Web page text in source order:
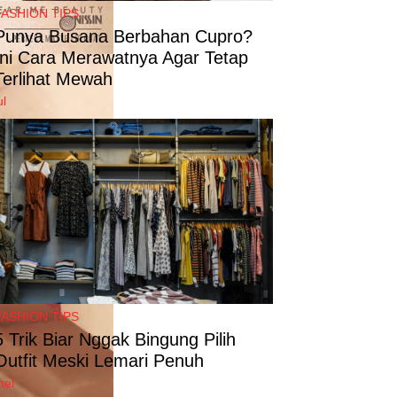
TIPS
Busana Berbahan Cupro?
Cara Merawatnya Agar Tetap
Mewah
TIPS
Trik Biar Nggak Bingung Pilih
Meski Lemari Penuh